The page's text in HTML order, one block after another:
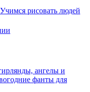
рисовать людей